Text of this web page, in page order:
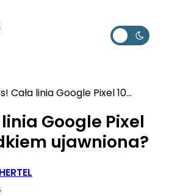
Cała linia Google Pixel 10
Google Pixel
ujawniona?